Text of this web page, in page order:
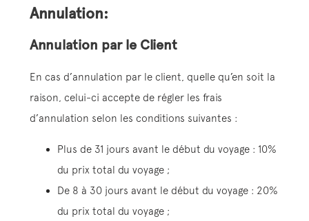
Annulation:
Annulation par le Client
En cas d’annulation par le client, quelle qu’en soit la
raison, celui-ci accepte de régler les frais
d’annulation selon les conditions suivantes :
Plus de 31 jours avant le début du voyage : 10%
du prix total du voyage ;
De 8 à 30 jours avant le début du voyage : 20%
du prix total du voyage ;